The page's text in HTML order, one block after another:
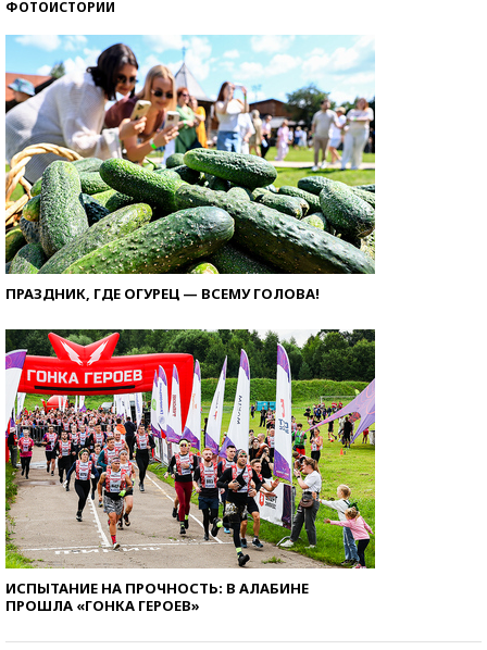
ФОТОИСТОРИИ
ПРАЗДНИК, ГДЕ ОГУРЕЦ — ВСЕМУ ГОЛОВА!
ИСПЫТАНИЕ НА ПРОЧНОСТЬ: В АЛАБИНЕ
ПРОШЛА «ГОНКА ГЕРОЕВ»